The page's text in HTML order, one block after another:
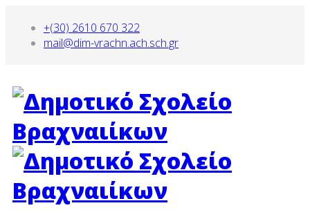
+(30) 2610 670 322
mail@dim-vrachn.ach.sch.gr